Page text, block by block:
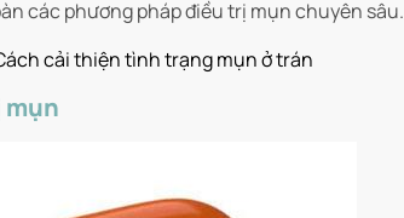
các phương pháp điều trị mụn chuyên sâu.
cải thiện tình trạng mụn ở trán